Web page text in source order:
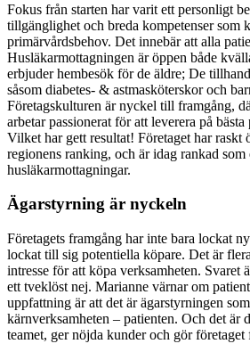
Fokus från starten har varit ett personligt
tillgänglighet och breda kompetenser som
primärvårdsbehov. Det innebär att alla
Husläkarmottagningen är öppen både
erbjuder hembesök för de äldre; De
såsom diabetes- & astmasköterskor och
Företagskulturen är nyckel till framgång,
arbetar passionerat för att leverera på
Vilket har gett resultat! Företaget har raskt
regionens ranking, och är idag rankad som
husläkarmottagningar.
Ägarstyrning är nyckeln
Företagets framgång har inte bara lockat
lockat till sig potentiella köpare. Det är
intresse för att köpa verksamheten. Svaret
ett tveklöst nej. Marianne värnar om
uppfattning är att det är ägarstyrningen
kärnverksamheten – patienten. Och det är
teamet, ger nöjda kunder och gör företaget